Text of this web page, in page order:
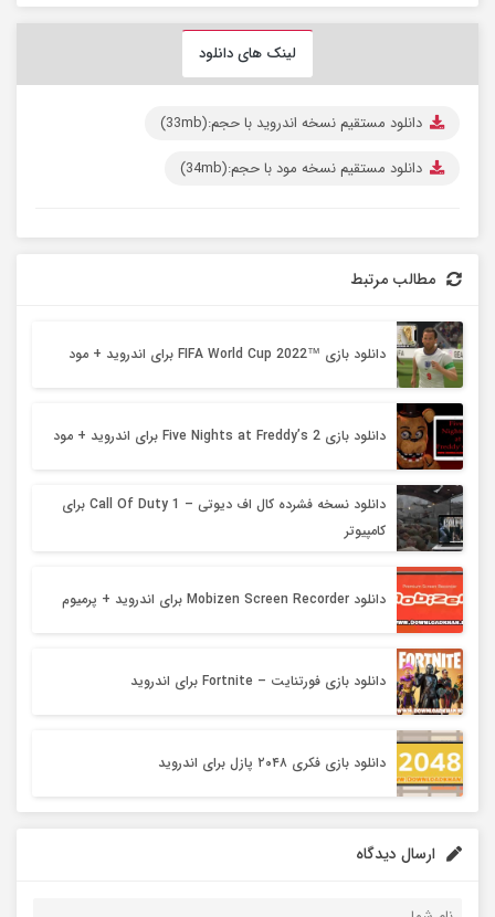
لینک های دانلود
دانلود مستقیم نسخه اندروید با حجم:(33mb)
دانلود مستقیم نسخه مود با حجم:(34mb)
مطالب مرتبط
دانلود بازی ™FIFA World Cup 2022 برای اندروید + مود
دانلود بازی Five Nights at Freddy’s 2 برای اندروید + مود
دانلود نسخه فشرده کال اف دیوتی – Call Of Duty 1 برای
کامپیوتر
دانلود Mobizen Screen Recorder برای اندروید + پرمیوم
دانلود بازی فورتنایت – Fortnite برای اندروید
دانلود بازی فکری ۲۰۴۸ پازل برای اندروید
ارسال دیدگاه